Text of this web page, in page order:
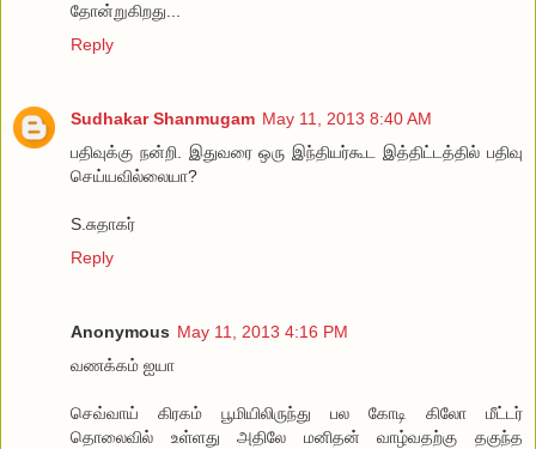
தோன்றுகிறது...
Reply
Sudhakar Shanmugam May 11, 2013 8:40 AM
பதிவுக்கு நன்றி. இதுவரை ஒரு இந்தியர்கூட இத்திட்டத்தில் பதிவு
செய்யவில்லையா?
S.சுதாகர்
Reply
Anonymous May 11, 2013 4:16 PM
வணக்கம் ஐயா
செவ்வாய் கிரகம் பூமியிலிருந்து பல கோடி கிலோ மீட்டர்
தொலைவில் உள்ளது அதிலே மனிதன் வாழ்வதற்கு தகுந்த